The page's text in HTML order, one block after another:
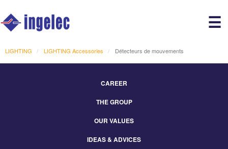
☰
LIGHTING LIGHTING Accessories Détecteurs de mouvements
CAREER
THE GROUP
OUR VALUES
IDEAS & ADVICES